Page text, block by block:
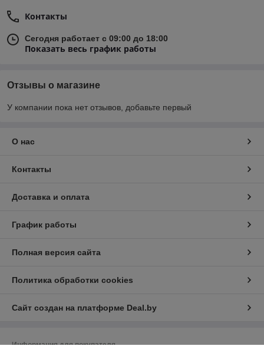
Контакты
Сегодня работает с 09:00 до 18:00
Показать весь график работы
Отзывы о магазине
У компании пока нет отзывов, добавьте первый
О нас
Контакты
Доставка и оплата
График работы
Полная версия сайта
Политика обработки cookies
Сайт создан на платформе Deal.by